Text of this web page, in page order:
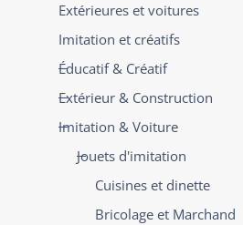
Extérieures et voitures
Imitation et créatifs
Éducatif & Créatif
Extérieur & Construction
Imitation & Voiture
Jouets d'imitation
Cuisines et dinette
Bricolage et Marchand